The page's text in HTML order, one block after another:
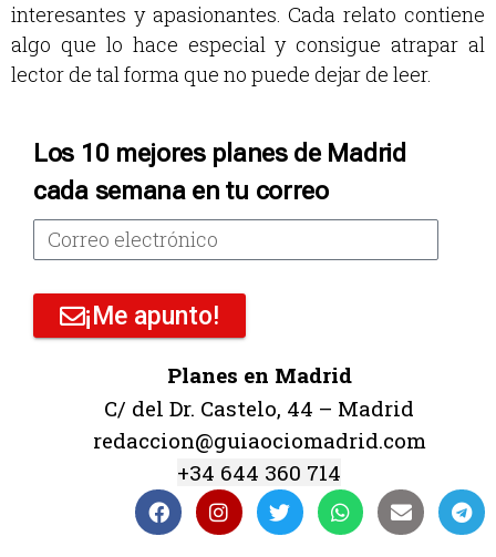
interesantes y apasionantes. Cada relato contiene
algo que lo hace especial y consigue atrapar al
lector de tal forma que no puede dejar de leer.
Los 10 mejores planes de Madrid
cada semana en tu correo
¡Me apunto!
Planes en Madrid
C/ del Dr. Castelo, 44 – Madrid
redaccion@guiaociomadrid.com
+34 644 360 714